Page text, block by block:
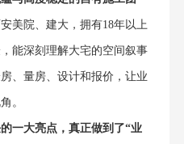
美院、建大，拥有18年以上
能深刻理解大宅的空间叙事
、量房、设计和报价，让业
。
一大亮点，真正做到了“业